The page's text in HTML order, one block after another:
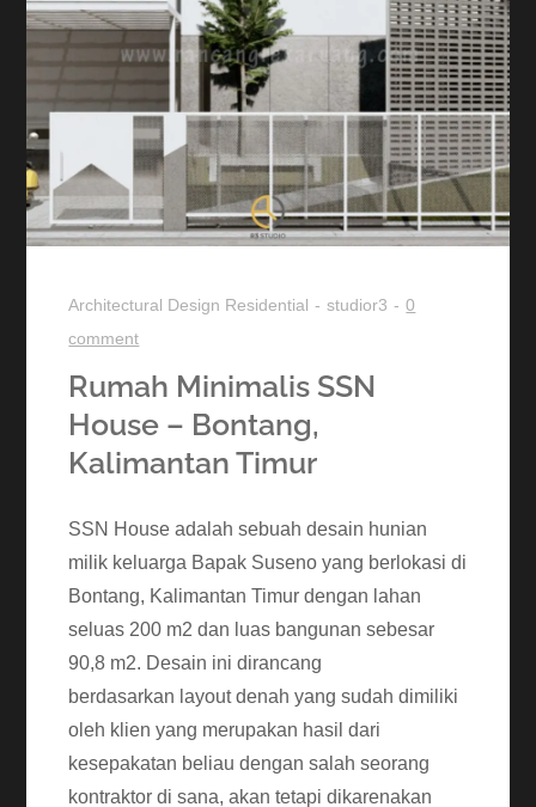
Architectural Design Residential studior3
0
comment
Rumah Minimalis SSN
House – Bontang,
Kalimantan Timur
SSN House adalah sebuah desain hunian
milik keluarga Bapak Suseno yang berlokasi di
Bontang, Kalimantan Timur dengan lahan
seluas 200 m2 dan luas bangunan sebesar
90,8 m2. Desain ini dirancang
berdasarkan layout denah yang sudah dimiliki
oleh klien yang merupakan hasil dari
kesepakatan beliau dengan salah seorang
kontraktor di sana, akan tetapi dikarenakan